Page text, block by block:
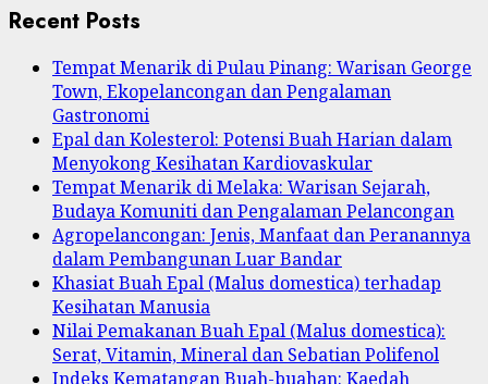
Recent Posts
Tempat Menarik di Pulau Pinang: Warisan George
Town, Ekopelancongan dan Pengalaman
Gastronomi
Epal dan Kolesterol: Potensi Buah Harian dalam
Menyokong Kesihatan Kardiovaskular
Tempat Menarik di Melaka: Warisan Sejarah,
Budaya Komuniti dan Pengalaman Pelancongan
Agropelancongan: Jenis, Manfaat dan Peranannya
dalam Pembangunan Luar Bandar
Khasiat Buah Epal (Malus domestica) terhadap
Kesihatan Manusia
Nilai Pemakanan Buah Epal (Malus domestica):
Serat, Vitamin, Mineral dan Sebatian Polifenol
Indeks Kematangan Buah-buahan: Kaedah